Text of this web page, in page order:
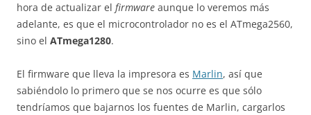
hora de actualizar el firmware aunque lo veremos más
adelante, es que el microcontrolador no es el ATmega2560,
sino el ATmega1280.
El firmware que lleva la impresora es Marlin, así que
sabiéndolo lo primero que se nos ocurre es que sólo
tendríamos que bajarnos los fuentes de Marlin, cargarlos